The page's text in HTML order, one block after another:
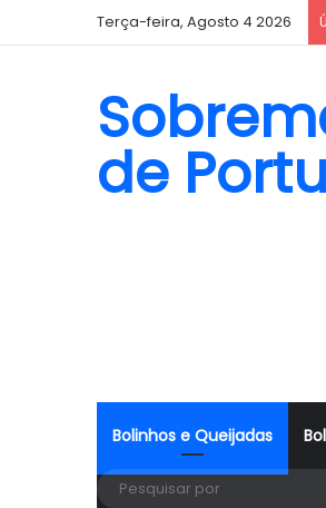
Terça-feira, Agosto 4 2026
de
Bolinhos e Queijadas